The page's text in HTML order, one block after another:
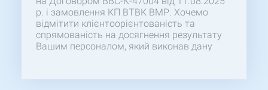
р. і замовлення КП ВТВК ВМР. Хочемо
відмітити клієнтоорієнтованість та
спрямованість на досягнення результату
Вашим персоналом, який виконав дану
взаємовигідної співпраці у майбутніх